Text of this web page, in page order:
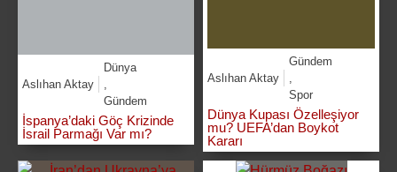
Aslıhan Aktay
Dünya
,
Gündem
İspanya’daki Göç Krizinde
İsrail Parmağı Var mı?
Aslıhan Aktay
Gündem
Spor
Dünya Kupası Özelleşiyor
mu? UEFA’dan Boykot
Kararı